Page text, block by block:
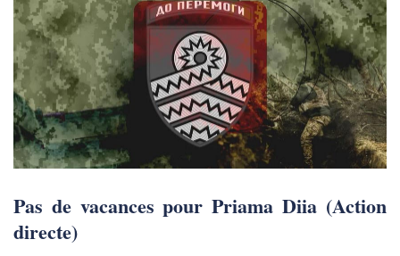
Pas de vacances pour Priama Diia (Action
directe)